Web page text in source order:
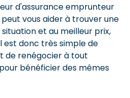
d'assurance emprunteur
vous aider à trouver une
et au meilleur prix,
est donc très simple de
de renégocier à tout
bénéficier des mêmes